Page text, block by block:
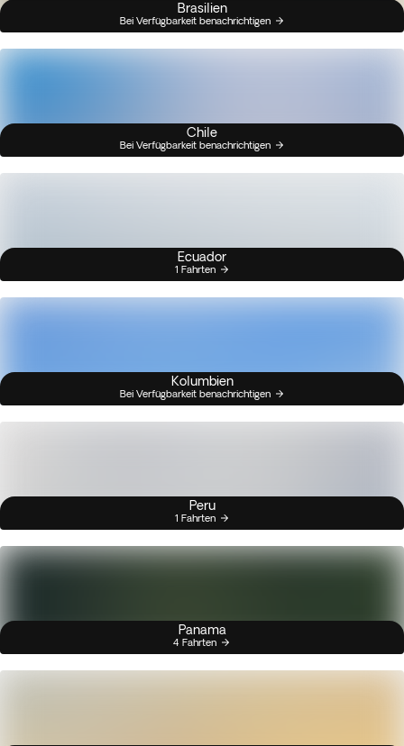
Brasilien
Bei Verfügbarkeit benachrichtigen
Chile
Bei Verfügbarkeit benachrichtigen
Ecuador
1 Fahrten
Kolumbien
Bei Verfügbarkeit benachrichtigen
Peru
1 Fahrten
Panama
4 Fahrten